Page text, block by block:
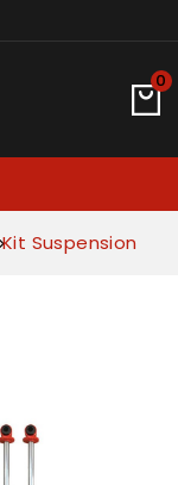
0
Kit Suspension